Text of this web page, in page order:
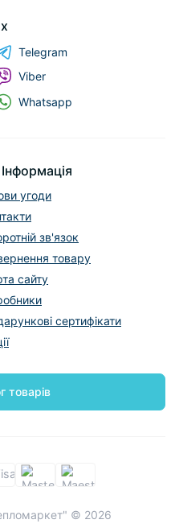
Інформація
угоди
зв'язок
товару
сайту
сертифікати
товарів
Telegram
Viber
Whatsapp
© 2026